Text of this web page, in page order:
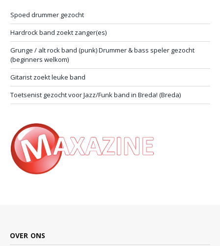
Spoed drummer gezocht
Hardrock band zoekt zanger(es)
Grunge / alt rock band (punk) Drummer & bass speler gezocht
(beginners welkom)
Gitarist zoekt leuke band
Toetsenist gezocht voor Jazz/Funk band in Breda! (Breda)
OVER ONS